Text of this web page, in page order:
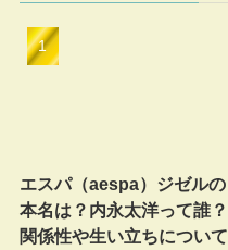
エスパ（aespa）ジゼルの
本名は？内永太洋って誰？
関係性や生い立ちについて